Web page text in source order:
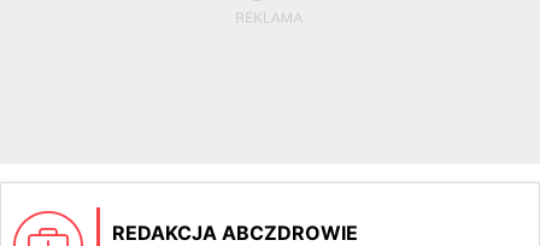
REDAKCJA ABCZDROWIE